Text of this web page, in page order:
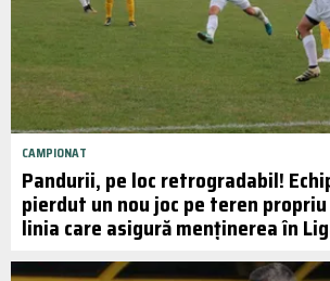
CAMPIONAT
Pandurii, pe loc retrogradabil!
pierdut un nou joc pe teren
linia care asigură menținerea în